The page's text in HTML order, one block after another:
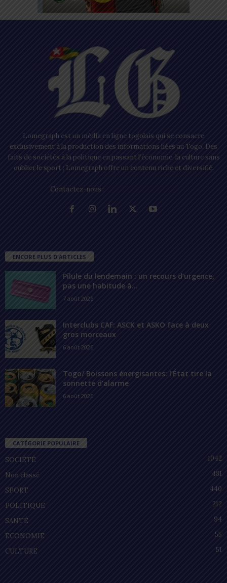
Lomegraph est un média en ligne togolais qui se consacre
exclusivement à la production des informations liées au Togo. Des
faits de sociétés à la politique en passant l’économie, la culture sans
oublier le sport ; Lomegraph offre un contenu riche et diversifié.
Contactez-nous:
ENCORE PLUS D'ARTICLES
Pilule du lendemain : un recours d’urgence,
pas une habitude à...
7 août 2026
Interclubs CAF: ASCK et ASKO face à deux
gros morceaux
6 août 2026
Togo/ Boissons énergisantes: l’État tire la
sonnette d’alarme
6 août 2026
CATÉGORIE POPULAIRE
SOCIÉTÉ
1042
Non classé
481
SPORT
440
POLITIQUE
212
SANTÉ
94
ECONOMIE
55
CULTURE
51